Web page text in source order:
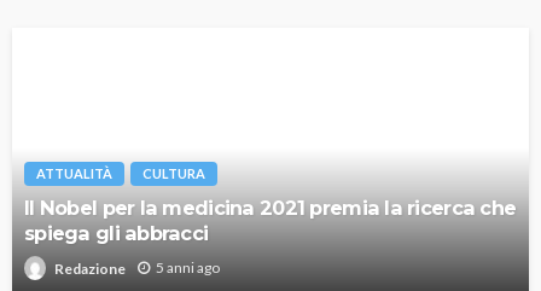
ATTUALITÀ CULTURA
Il Nobel per la medicina 2021 premia la ricerca che
spiega gli abbracci
Redazione 5 anni ago